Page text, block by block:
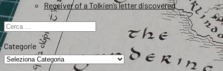
Receiver of a Tolkien’s letter discovered
Ricerca
per:
Categorie